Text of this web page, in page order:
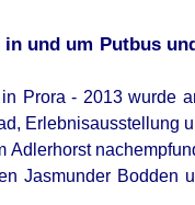
und um Putbus
Prora - 2013 wurde
Erlebnisausstellung
Jasmunder Bodden